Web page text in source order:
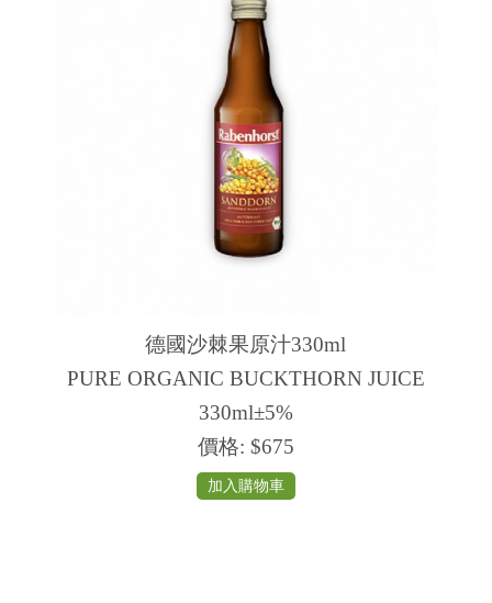
德國沙棘果原汁330ml
PURE ORGANIC BUCKTHORN JUICE
330ml±5%
價格: $675
加入購物車